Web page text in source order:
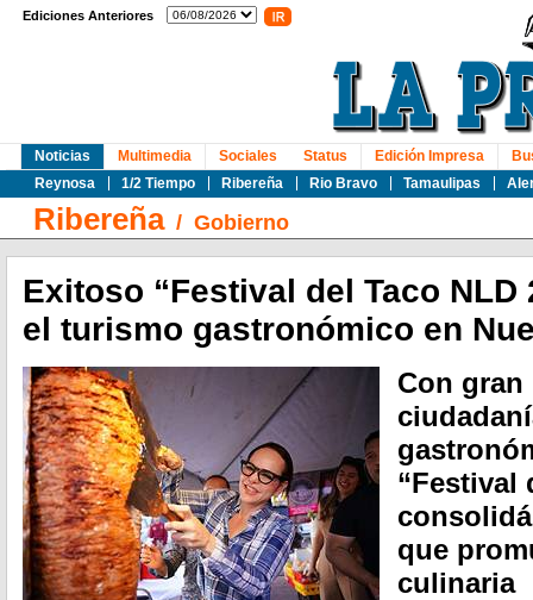
Ediciones Anteriores
Noticias
Reynosa
1/2 Tiempo Ribereña Rio Bravo Tamaulipas
Multimedia Sociales Status Edición Impresa
Ribereña/ Gobierno
Exitoso “Festival del Taco NLD
el turismo gastronómico en
Con
“Festival
que
culinaria